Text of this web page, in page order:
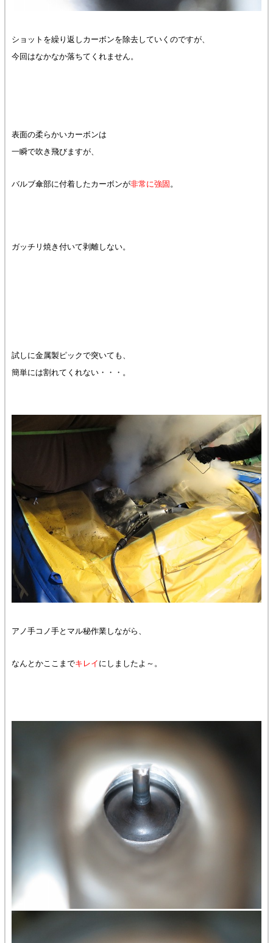
ショットを繰り返しカーボンを除去していくのですが、
今回はなかなか落ちてくれません。
表面の柔らかいカーボンは
一瞬で吹き飛びますが、
バルブ傘部に付着したカーボンが非常に強固 。
ガッチリ焼き付いて剥離しない。
試しに金属製ピックで突いても、
簡単には割れてくれない・・・。
アノ手コノ手とマル秘作業しながら、
なんとかここまでキレイ にしましたよ～。